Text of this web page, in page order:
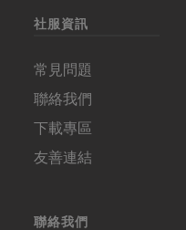
社服資訊
常見問題
聯絡我們
下載專區
友善連結
聯絡我們